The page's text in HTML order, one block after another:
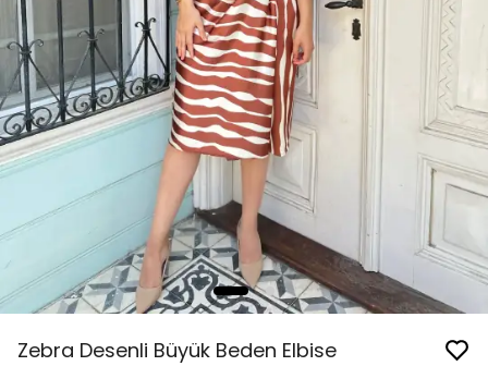
Zebra Desenli Büyük Beden Elbise